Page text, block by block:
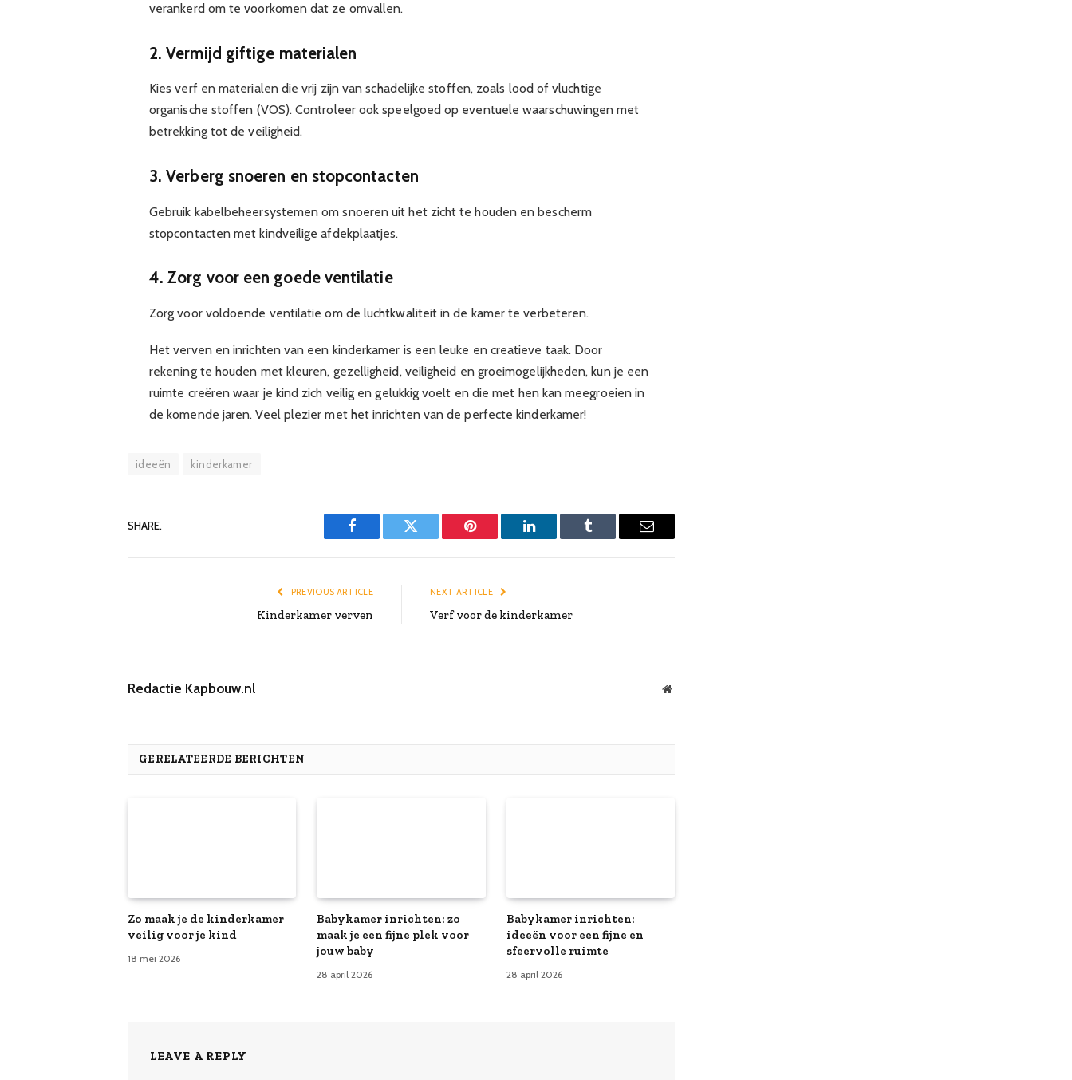
verankerd om te voorkomen dat ze omvallen.
2. Vermijd giftige materialen
Kies verf en materialen die vrij zijn van schadelijke stoffen, zoals lood of vluchtige
organische stoffen (VOS). Controleer ook speelgoed op eventuele waarschuwingen met
betrekking tot de veiligheid.
3. Verberg snoeren en stopcontacten
Gebruik kabelbeheersystemen om snoeren uit het zicht te houden en bescherm
stopcontacten met kindveilige afdekplaatjes.
4. Zorg voor een goede ventilatie
Zorg voor voldoende ventilatie om de luchtkwaliteit in de kamer te verbeteren.
Het verven en inrichten van een kinderkamer is een leuke en creatieve taak. Door
rekening te houden met kleuren, gezelligheid, veiligheid en groeimogelijkheden, kun je een
ruimte creëren waar je kind zich veilig en gelukkig voelt en die met hen kan meegroeien in
de komende jaren. Veel plezier met het inrichten van de perfecte kinderkamer!
ideeën kinderkamer
SHARE.
Facebook Twitter Pinterest LinkedIn Tumblr Email
PREVIOUS ARTICLE
Kinderkamer verven
NEXT ARTICLE
Verf voor de kinderkamer
Redactie Kapbouw.nl Website
GERELATEERDE BERICHTEN
Zo maak je de kinderkamer
veilig voor je kind
18 mei 2026
Babykamer inrichten: zo
maak je een fijne plek voor
jouw baby
28 april 2026
Babykamer inrichten:
ideeën voor een fijne en
sfeervolle ruimte
28 april 2026
LEAVE A REPLY